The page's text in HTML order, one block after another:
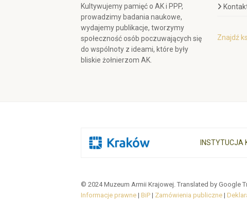
Kultywujemy pamięć o AK i PPP,
prowadzimy badania naukowe,
wydajemy publikacje, tworzymy
społeczność osób poczuwających się
do wspólnoty z ideami, które były
bliskie żołnierzom AK.
Znajdź
INSTYTUCJA
© 2024 Muzeum Armii Krajowej. Translated by Google
Informacje prawne | BiP | Zamówienia publiczne |